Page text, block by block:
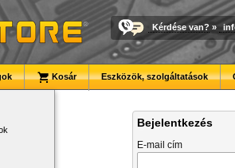
Kérdése van? »
Kosár Eszközök, szolgáltatások
Bejelentkezés
E-mail cím